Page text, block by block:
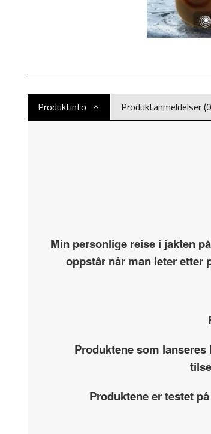
Produktinfo Produktanmeldelser
Min personlige reise i jakten
oppstår når man leter etter
Produktene som
Produktene er testet